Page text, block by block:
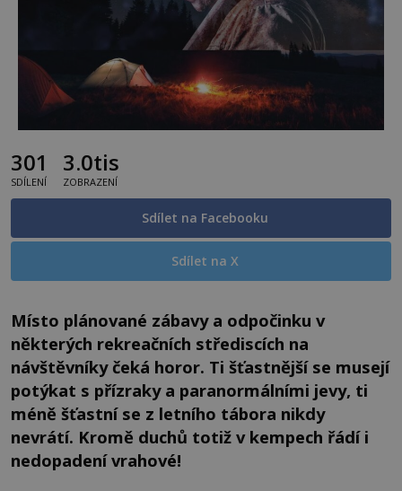
301
SDÍLENÍ
3.0tis
ZOBRAZENÍ
Sdílet na Facebooku
Sdílet na X
Místo plánované zábavy a odpočinku v
některých rekreačních střediscích na
návštěvníky čeká horor. Ti šťastnější se musejí
potýkat s přízraky a paranormálními jevy, ti
méně šťastní se z letního tábora nikdy
nevrátí. Kromě duchů totiž v kempech řádí i
nedopadení vrahové!